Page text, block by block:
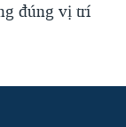
đúng vị trí